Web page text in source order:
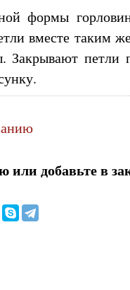
формы
вместе таким
Закрывают петли
или добавьте в